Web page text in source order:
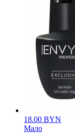
18.00 BYN
Мало